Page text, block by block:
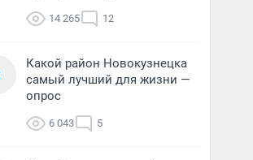
14 265 12
Какой район Новокузнецка
самый лучший для жизни —
опрос
6 043 5